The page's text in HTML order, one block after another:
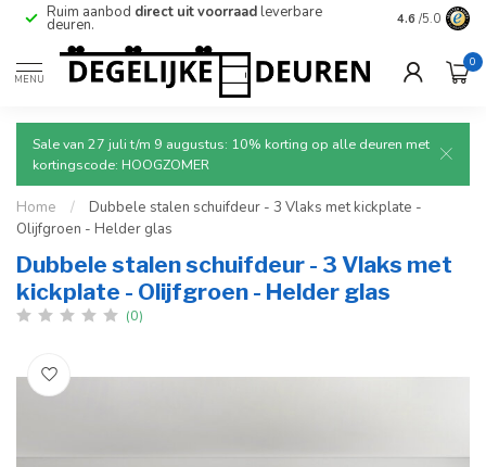
Ruim aanbod direct uit voorraadleverbare
deuren. Betrouwbare
4.6 /5.0
MENU
0
Sale van 27 juli t/m 9 augustus: 10% korting op alle deuren met
kortingscode: HOOGZOMER
Home /
Dubbele stalen schuifdeur - 3 Vlaks met kickplate -
Olijfgroen - Helder glas
Dubbele stalen schuifdeur - 3 Vlaks met
kickplate - Olijfgroen - Helder glas
(0)